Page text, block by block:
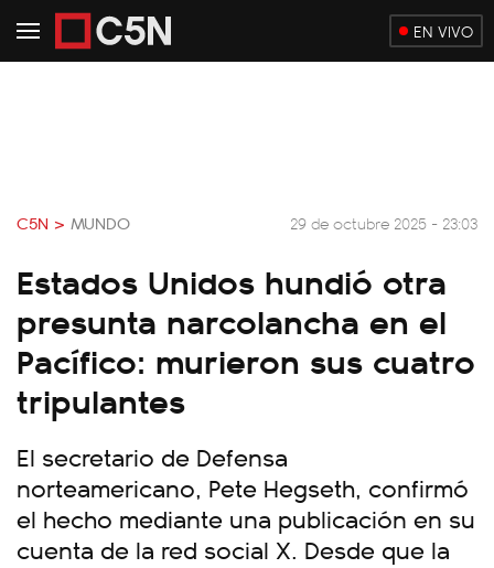
EN VIVO
C5N > MUNDO 29 de octubre 2025 - 23:03
Estados Unidos hundió otra
presunta narcolancha en el
Pacífico: murieron sus cuatro
tripulantes
El secretario de Defensa
norteamericano, Pete Hegseth, confirmó
el hecho mediante una publicación en su
cuenta de la red social X. Desde que la